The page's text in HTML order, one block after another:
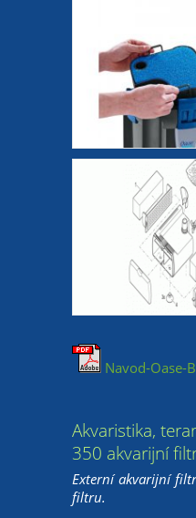
Navod-Oase-
Akvaristika,
350 akvarijní
Externí akvarijní
filtru.